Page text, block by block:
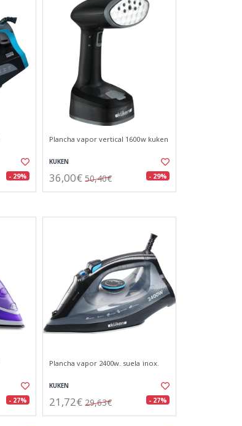
- 29%
Plancha vapor vertical 1600w kuken
KUKEN
36,00€ 50,40€ - 29%
- 27%
Plancha vapor 2400w. suela inox.
KUKEN
21,72€ 29,63€ - 27%